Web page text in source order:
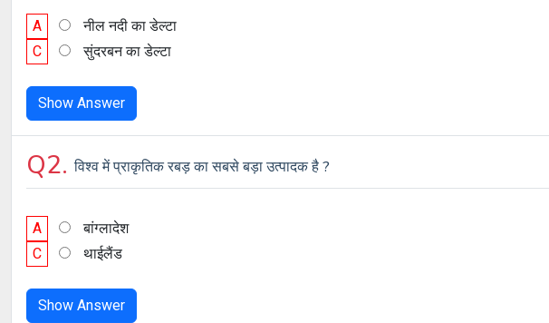
A नील नदी का डेल्टा
C
सुंदरबन का डेल्टा
Show Answer
Q2.विश्व में प्राकृतिक रबड़ का सबसे बड़ा उत्पादक है ?
A बांग्लादेश
C
थाईलैंड
Show Answer